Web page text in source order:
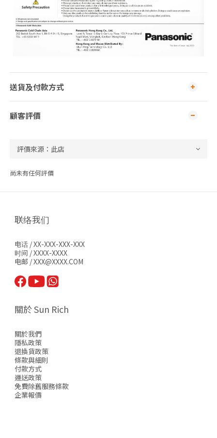
送貨及付款方式
顧客評價
尚未有任何評價
联络我们
电话 / XX-XXX-XXX-XXX
时间 / XXXX-XXXX
电邮 / XXX@XXXX.COM
關於 Sun Rich
關於我們
隱私政策
退換貨政策
條款與細則
付款方式
運送政策
免費除舊服務條款
企業報價